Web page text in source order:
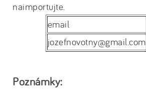
naimportujte.
email
jozefnovotny@gmail.com
Poznámky: